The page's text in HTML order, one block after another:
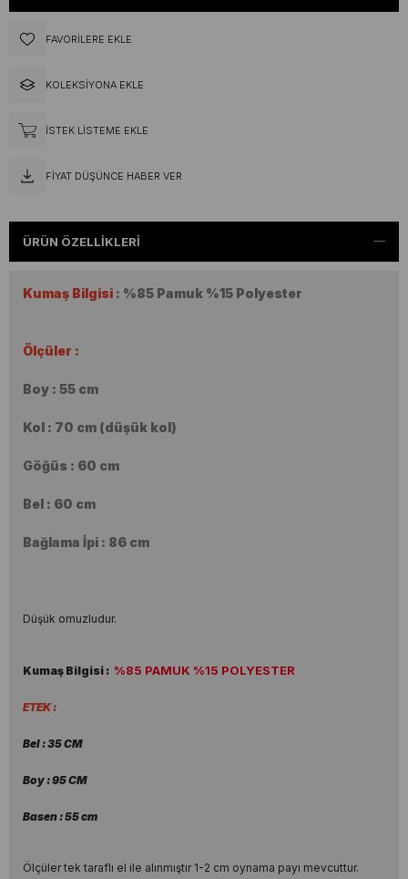
FAVORILERE EKLE
KOLEKSIYONA EKLE
İSTEK LISTEME EKLE
FIYAT DÜŞÜNCE HABER VER
ÜRÜN ÖZELLIKLERI
Kumaş Bilgisi : %85 Pamuk %15 Polyester
Ölçüler :
Boy : 55 cm
Kol : 70 cm (düşük kol)
Göğüs : 60 cm
Bel : 60 cm
Bağlama İpi : 86 cm
Düşük omuzludur.
Kumaş Bilgisi : %85 PAMUK %15 POLYESTER
ETEK :
Bel : 35 CM
Boy : 95 CM
Basen : 55 cm
Ölçüler tek taraflı el ile alınmıştır 1-2 cm oynama payı mevcuttur.